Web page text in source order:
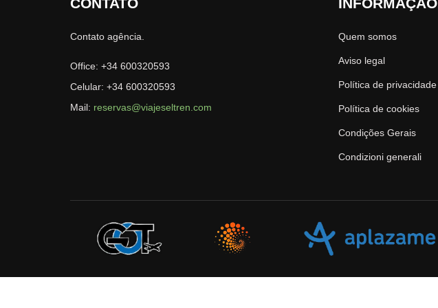
Contato agência.
Office: +34 600320593
Celular: +34 600320593
Mail: reservas@viajeseltren.com
Quem somos
Aviso legal
Política de privacidade
Política de cookies
Condições Gerais
Condizioni generali